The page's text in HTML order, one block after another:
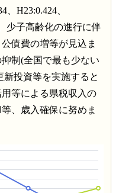
H23:0.424、
少子高齢化の進行に伴
債費の増等が見込ま
制(全国で最も少ない
新投資等を実施すると
等による県税収入の
、歳入確保に努めま